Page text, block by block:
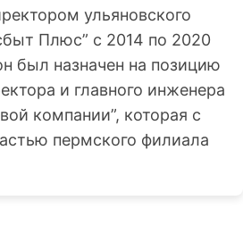
ульяновского
Плюс” с 2014 по 2020
был назначен на позицию
и главного инженера
компании”, которая с
пермского филиала